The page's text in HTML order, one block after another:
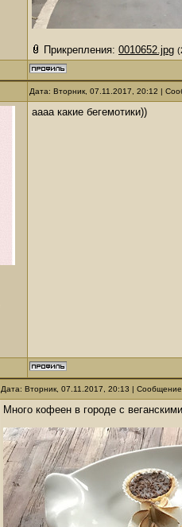
Прикрепления: 0010652.jpg
Дата: Вторник, 07.11.2017, 20:12 |
аааа какие бегемотики))
Дата: Вторник, 07.11.2017, 20:13 |
Много кофеен в городе с